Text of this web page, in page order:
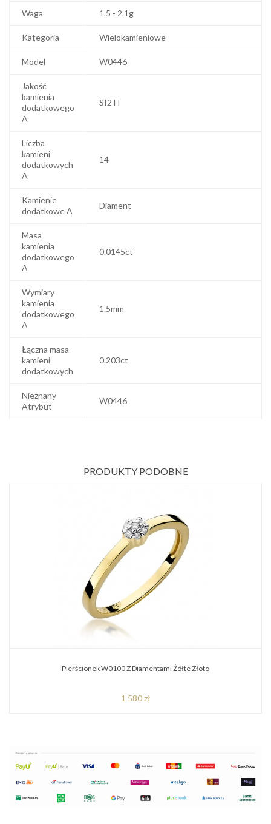
Waga 1.5 - 2.1g
Kategoria Wielokamieniowe
Model W0446
Jakość
kamienia
dodatkowego
A
SI2 H
Liczba
kamieni
dodatkowych
A
14
Kamienie
dodatkowe A
Diament
Masa
kamienia
dodatkowego
A
0.0145ct
Wymiary
kamienia
dodatkowego
A
1.5mm
Łączna masa
kamieni
dodatkowych
0.203ct
Nieznany
Atrybut
W0446
PRODUKTY PODOBNE
Pierścionek W0100 Z Diamentami Żółte Złoto
1 580 zł